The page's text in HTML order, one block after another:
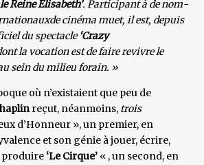
Reine Eli­sabeth’. Participant à de nom­
cinéma muet, il est, depuis
du spectacle ‘Crazy
la vocation est de faire revivre le
sein du milieu forain. »
où n’existaient que peu de
reçut, néanmoins, trois
d’Honneur », un premier, en
et son génie à jouer, écrire,
produire ‘Le Cirque’ « , un second, en